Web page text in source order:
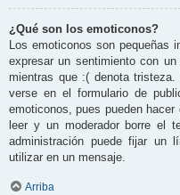
¿Qué son los emoticonos?
Los emoticonos son pequeñas
expresar un sentimiento con
mientras que :( denota
verse en el formulario de
emoticonos, pues pueden
leer y un moderador borre el
administración puede fijar un
utilizar en un mensaje.
Arriba